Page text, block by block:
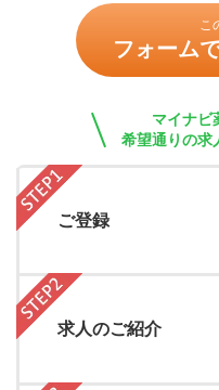
こ
フォーム
マイナビ
希望通りの求
ご登録
求人のご紹介